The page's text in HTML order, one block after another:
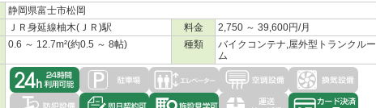
静岡県富士市松岡
ＪＲ身延線柚木(ＪＲ)駅 料金
2,750 ～ 39,600円/月
0.6 ～ 12.7m²(約0.5 ～ 8帖) 種類
バイクコンテナ,屋外型トランクルー
ム